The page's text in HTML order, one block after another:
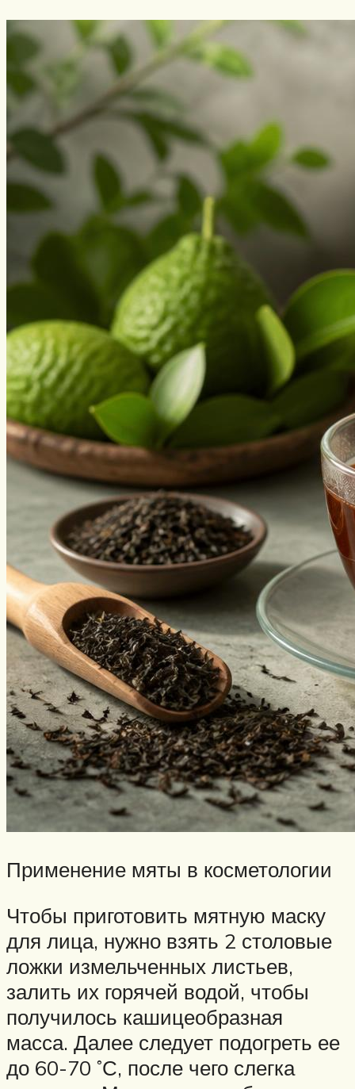
Применение мяты в косметологии
Чтобы приготовить мятную маску
для лица, нужно взять 2 столовые
ложки измельченных листьев,
залить их горячей водой, чтобы
получилось кашицеобразная
масса. Далее следует подогреть ее
до 60-70 ˚С, после чего слегка